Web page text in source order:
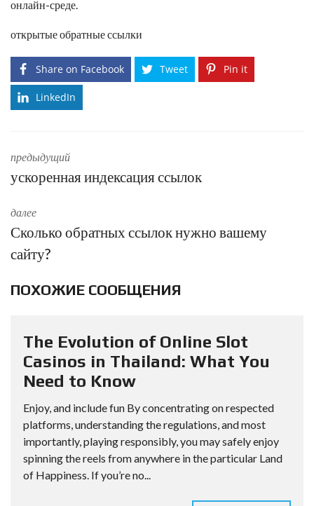
онлайн-среде.
открытые обратные ссылки
Share on Facebook Tweet Pin it
LinkedIn
предыдущий
ускоренная индексация ссылок
далее
Сколько обратных ссылок нужно вашему
сайту?
ПОХОЖИЕ СООБЩЕНИЯ
The Evolution of Online Slot
Casinos in Thailand: What You
Need to Know
Enjoy, and include fun By concentrating on respected
platforms, understanding the regulations, and most
importantly, playing responsibly, you may safely enjoy
spinning the reels from anywhere in the particular Land
of Happiness. If you’re no...